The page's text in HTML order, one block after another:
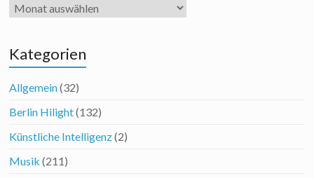
Archiv
Kategorien
Allgemein(32)
Berlin Hilight(132)
Künstliche Intelligenz(2)
Musik (211)